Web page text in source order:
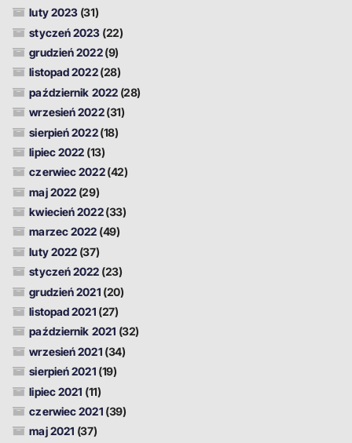
luty 2023 (31)
styczeń 2023 (22)
grudzień 2022(9)
listopad 2022(28)
październik 2022(28)
wrzesień 2022(31)
sierpień 2022(18)
lipiec 2022 (13)
czerwiec 2022(42)
maj 2022 (29)
kwiecień 2022(33)
marzec 2022 (49)
luty 2022 (37)
styczeń 2022 (23)
grudzień 2021 (20)
listopad 2021 (27)
październik 2021 (32)
wrzesień 2021 (34)
sierpień 2021 (19)
lipiec 2021 (11)
czerwiec 2021 (39)
maj 2021 (37)